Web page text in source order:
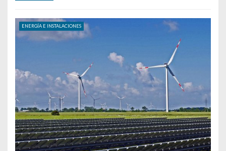
ENERGÍA E INSTALACIONES